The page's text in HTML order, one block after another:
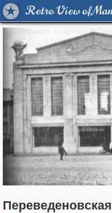
Retro View of
1,406,506
319,780 8,286
159,978